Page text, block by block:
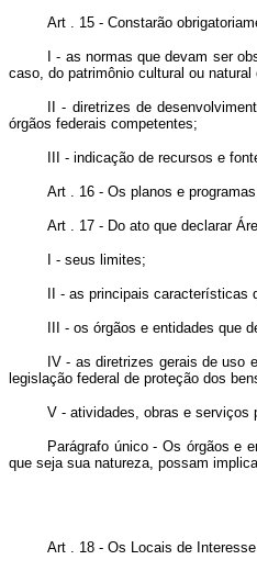
Art . 15 - Constarão
I - as normas que devam ser
caso, do patrimônio cultural ou
II - diretrizes de
órgãos federais competentes;
III - indicação de recursos e
Art . 16 - Os planos e
Art . 17 - Do ato que declarar
I - seus limites;
II - as principais
III - os órgãos e entidades que
IV - as diretrizes gerais de uso
legislação federal de proteção dos
V - atividades, obras e serviços
Parágrafo único - Os órgãos e
que seja sua natureza, possam
Art . 18 - Os Locais de